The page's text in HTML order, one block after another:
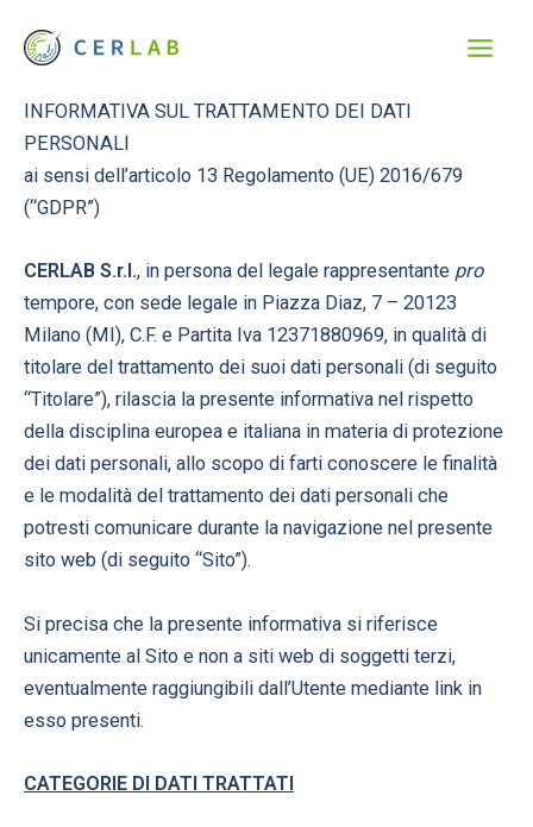
INFORMATIVA SUL TRATTAMENTO DEI DATI
PERSONALI
ai sensi dell’articolo 13 Regolamento (UE) 2016/679
(“GDPR”)
CERLAB S.r.l., in persona del legale rappresentante pro
tempore, con sede legale in Piazza Diaz, 7 – 20123
Milano (MI), C.F. e Partita Iva 12371880969, in qualità di
titolare del trattamento dei suoi dati personali (di seguito
“Titolare”), rilascia la presente informativa nel rispetto
della disciplina europea e italiana in materia di protezione
dei dati personali, allo scopo di farti conoscere le finalità
e le modalità del trattamento dei dati personali che
potresti comunicare durante la navigazione nel presente
sito web (di seguito “Sito”).
Si precisa che la presente informativa si riferisce
unicamente al Sito e non a siti web di soggetti terzi,
eventualmente raggiungibili dall’Utente mediante link in
esso presenti.
CATEGORIE DI DATI TRATTATI